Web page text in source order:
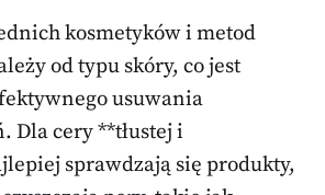
kosmetyków i metod
od typu skóry, co jest
usuwania
Dla cery **tłustej i
sprawdzają się produkty,